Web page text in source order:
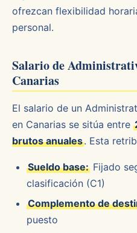
ofrezcan flexibilidad
personal.
Salario de
Canarias
El salario de un
en Canarias se sitúa entre
brutos anuales. Esta
Sueldo base: Fijado
clasificación (C1)
Complemento de
puesto